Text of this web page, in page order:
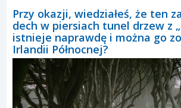
Przy okazji, wiedziałeś, że ten
dech w piersiach tunel drzew z
istnieje naprawdę i można go
Irlandii Północnej?